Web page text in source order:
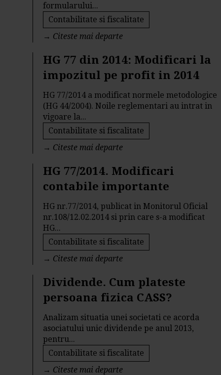
formularului...
Contabilitate si fiscalitate
→ Citeste mai departe
HG 77 din 2014: Modificari la
impozitul pe profit in 2014
HG 77/2014 a modificat normele metodologice
(HG 44/2004). Noile reglementari au intrat in
vigoare la...
Contabilitate si fiscalitate
→ Citeste mai departe
HG 77/2014. Modificari
contabile importante
HG nr.77/2014, publicat in Monitorul Oficial
nr.108/12.02.2014 si prin care s-a modificat
HG...
Contabilitate si fiscalitate
→ Citeste mai departe
Dividende. Cum plateste
persoana fizica CASS?
Analizam situatia unei societati ce acorda
asociatului unic dividende pe anul 2013,
pentru...
Contabilitate si fiscalitate
→ Citeste mai departe